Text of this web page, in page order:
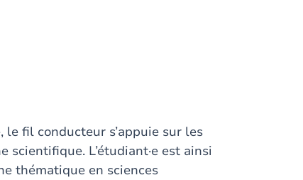
fil conducteur s’appuie sur les
scientifique. L’étudiant·e est ainsi
thématique en sciences